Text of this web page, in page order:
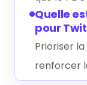
Quelle
pour
Prioriser
renforcer